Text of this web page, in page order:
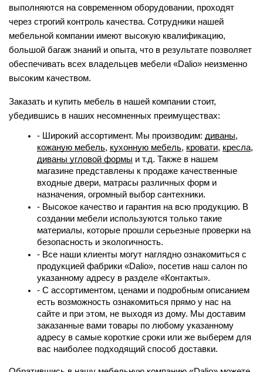
выполняются на современном оборудовании, проходят
через строгий контроль качества. Сотрудники нашей
мебельной компании имеют высокую квалификацию,
большой багаж знаний и опыта, что в результате позволяет
обеспечивать всех владельцев мебели «Dalio» неизменно
высоким качеством.
Заказать и купить мебель в нашей компании стоит,
убедившись в наших несомненных преимуществах:
- Широкий ассортимент. Мы производим: диваны,
кожаную мебель, кухонную мебель, кровати, кресла,
диваны угловой формы и т.д. Также в нашем
магазине представлены к продаже качественные
входные двери, матрасы различных форм и
назначения, огромный выбор сантехники.
- Высокое качество и гарантия на всю продукцию. В
создании мебели используются только такие
материалы, которые прошли серьезные проверки на
безопасность и экологичность.
- Все наши клиенты могут наглядно ознакомиться с
продукцией фабрики «Dalio», посетив наш салон по
указанному адресу в разделе «Контакты».
- С ассортиментом, ценами и подробным описанием
есть возможность ознакомиться прямо у нас на
сайте и при этом, не выходя из дому. Мы доставим
заказанные вами товары по любому указанному
адресу в самые короткие сроки или же выберем для
вас наиболее подходящий способ доставки.